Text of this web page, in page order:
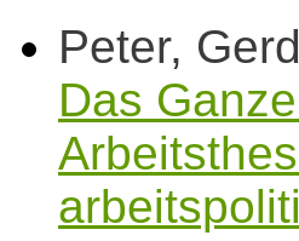
Peter,
Das